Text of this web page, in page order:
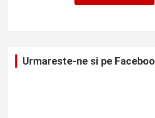
Urmareste-ne si pe